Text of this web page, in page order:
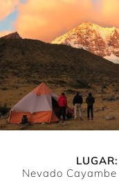
Skip
to
content
LUGAR:
Nevado Cayambe